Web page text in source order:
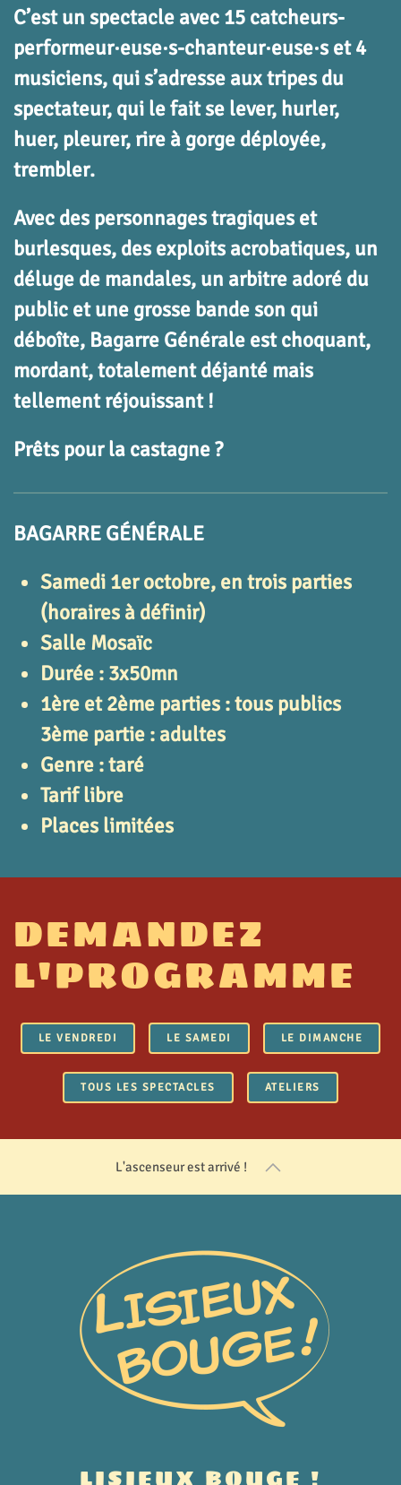
C’est un spectacle avec 15 catcheurs-
performeur·euse·s-chanteur·euse·s et 4
musiciens, qui s’adresse aux tripes du
spectateur, qui le fait se lever, hurler,
huer, pleurer, rire à gorge déployée,
trembler.
Avec des personnages tragiques et
burlesques, des exploits acrobatiques, un
déluge de mandales, un arbitre adoré du
public et une grosse bande son qui
déboîte, Bagarre Générale est choquant,
mordant, totalement déjanté mais
tellement réjouissant !
Prêts pour la castagne ?
BAGARRE GÉNÉRALE
Samedi 1er octobre, en trois parties
(horaires à définir)
Salle Mosaïc
Durée : 3x50mn
1ère et 2ème parties : tous publics
3ème partie : adultes
Genre : taré
Tarif libre
Places limitées
DEMANDEZ
L'PROGRAMME
LE VENDREDI LE SAMEDI LE DIMANCHE
TOUS LES SPECTACLES ATELIERS
L'ascenseur est arrivé !